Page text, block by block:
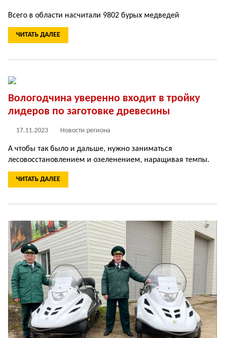
Всего в области насчитали 9802 бурых медведей
ЧИТАТЬ ДАЛЕЕ
Вологодчина уверенно входит в тройку
лидеров по заготовке древесины
17.11.2023 Новости региона
А чтобы так было и дальше, нужно заниматься
лесовосстановлением и озеленением, наращивая темпы.
ЧИТАТЬ ДАЛЕЕ